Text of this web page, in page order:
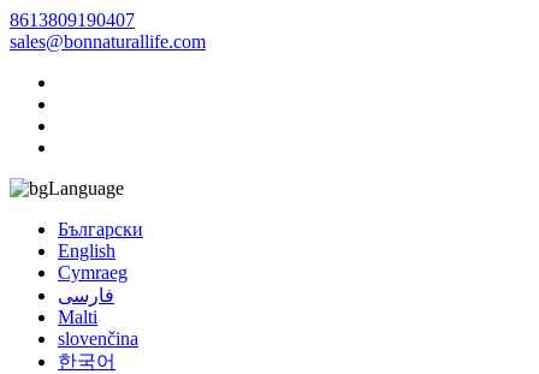
8613809190407
sales@bonnaturallife.com
Language
Български
English
Cymraeg
فارسی
Malti
slovenčina
한국어